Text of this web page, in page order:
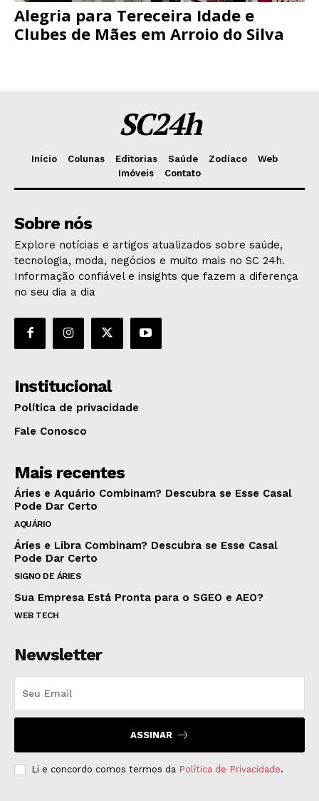
Alegria para Tereceira Idade e
Clubes de Mães em Arroio do Silva
SC24h
Início Colunas Editorias Saúde Zodíaco
Web
Imóveis
Contato
Sobre nós
Explore notícias e artigos atualizados sobre saúde,
tecnologia, moda, negócios e muito mais no SC 24h.
Informação confiável e insights que fazem a diferença
no seu dia a dia
Institucional
Política de privacidade
Fale Conosco
Mais recentes
Áries e Aquário Combinam? Descubra se Esse Casal
Pode Dar Certo
AQUÁRIO
Áries e Libra Combinam? Descubra se Esse Casal
Pode Dar Certo
SIGNO DE ÁRIES
Sua Empresa Está Pronta para o SGEO e AEO?
WEB TECH
Newsletter
ASSINAR
Li e concordo comos termos da Política de Privacidade.